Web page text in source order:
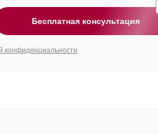
Бесплатная консультация
конфиденциальности